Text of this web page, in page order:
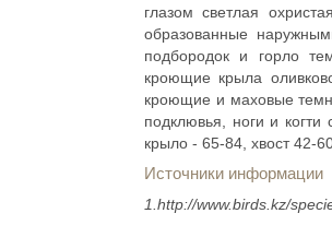
глазом светлая
образованные
подбородок и горло
кроющие крыла
кроющие и маховые
подклювья, ноги и
крыло - 65-84, хвост 42-
Источники информации
1.http://www.birds.kz/